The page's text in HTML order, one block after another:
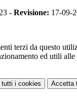
- Revisione: 17-09-
terzi da questo
ed utili
tutti i cookies Accetta